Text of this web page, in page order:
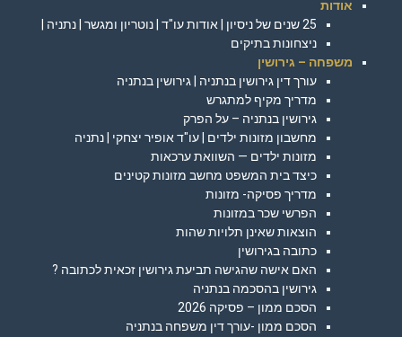
אודות
25 שנים של ניסיון | אודות עו"ד | נוטריון ומגשר | נתניה |
ניצחונות בתיקים
משפחה – גירושין
עורך דין גירושין בנתניה | גירושין בנתניה
מדריך מקיף למתגרש
גירושין בנתניה – על הפרק
מחשבון מזונות ילדים | עו"ד אופיר יצחקי | נתניה
מזונות ילדים — השוואת ערכאות
כיצד בית המשפט מחשב מזונות קטינים
מדריך פסיקה- מזונות
הפרשי שכר במזונות
הוצאות שאינן תלויות שהות
כתובה בגירושין
האם אישה שהגישה תביעת גירושין זכאית לכתובה ?
גירושין בהסכמה בנתניה
הסכם ממון – פסיקה 2026
הסכם ממון -עורך דין משפחה בנתניה